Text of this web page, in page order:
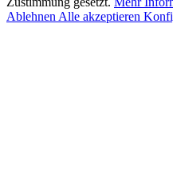
Ablehnen Alle akzeptieren